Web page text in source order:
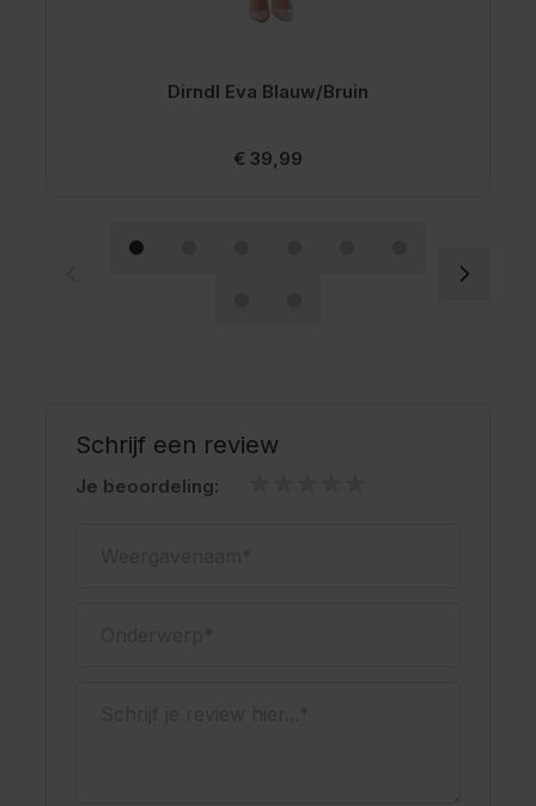
Dirndl Eva Blauw/Bruin
€ 39,99
Schrijf een review
Je beoordeling: